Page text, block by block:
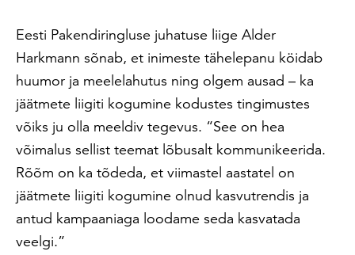
Eesti Pakendiringluse juhatuse liige Alder
Harkmann sõnab, et inimeste tähelepanu köidab
huumor ja meelelahutus ning olgem ausad – ka
jäätmete liigiti kogumine kodustes tingimustes
võiks ju olla meeldiv tegevus. “See on hea
võimalus sellist teemat lõbusalt kommunikeerida.
Rõõm on ka tõdeda, et viimastel aastatel on
jäätmete liigiti kogumine olnud kasvutrendis ja
antud kampaaniaga loodame seda kasvatada
veelgi.”